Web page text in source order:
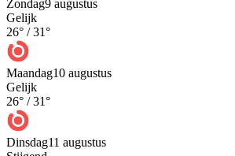
Zondag9 augustus
Gelijk
26° /31°
Maandag10 augustus
Gelijk
26° /31°
Dinsdag11 augustus